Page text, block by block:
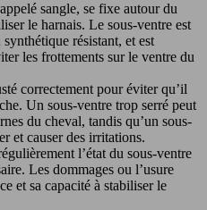
sangle, se fixe autour du
le harnais. Le sous-ventre est
résistant, et est
les frottements sur le ventre du
correctement pour éviter qu’il
Un sous-ventre trop serré peut
du cheval, tandis qu’un sous-
et causer des irritations.
l’état du sous-ventre
Les dommages ou l’usure
et sa capacité à stabiliser le